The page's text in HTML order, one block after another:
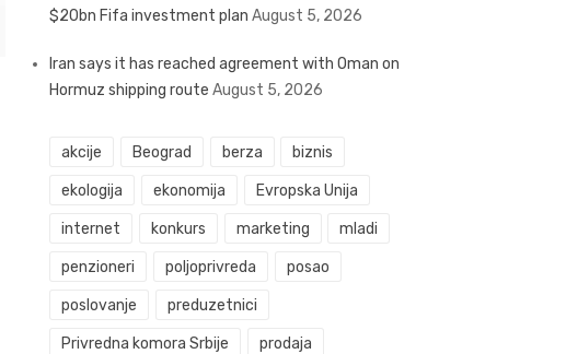
$20bn Fifa investment plan August 5, 2026
Iran says it has reached agreement with Oman on
Hormuz shipping route August 5, 2026
akcije Beograd berza biznis
ekologija ekonomija Evropska Unija
internet konkurs marketing mladi
penzioneri poljoprivreda posao
poslovanje preduzetnici
Privredna komora Srbije prodaja